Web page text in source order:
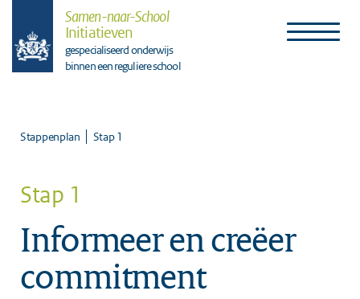
Samen-naar-School
Initiatieven
gespecialiseerd onderwijs
binnen een reguliere school
Stappenplan Stap 1
Stap 1
Informeer en creëer
commitment